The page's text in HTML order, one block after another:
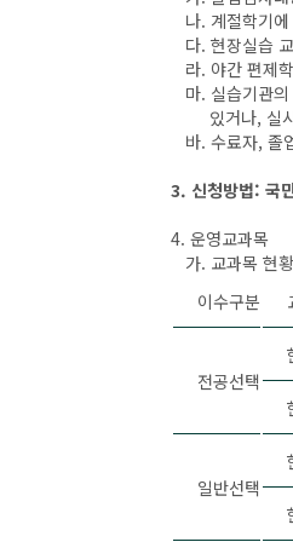
나. 계절학기
다. 현장실습
라. 야간 편제
마. 실습기관의
있거나, 실시
바. 수료자, 졸
3. 신청방법: 국
4. 운영교과목
가. 교과목 현황
이수구분
전공선택
일반선택